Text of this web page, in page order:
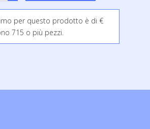
per questo prodotto è di €
715 o più pezzi.